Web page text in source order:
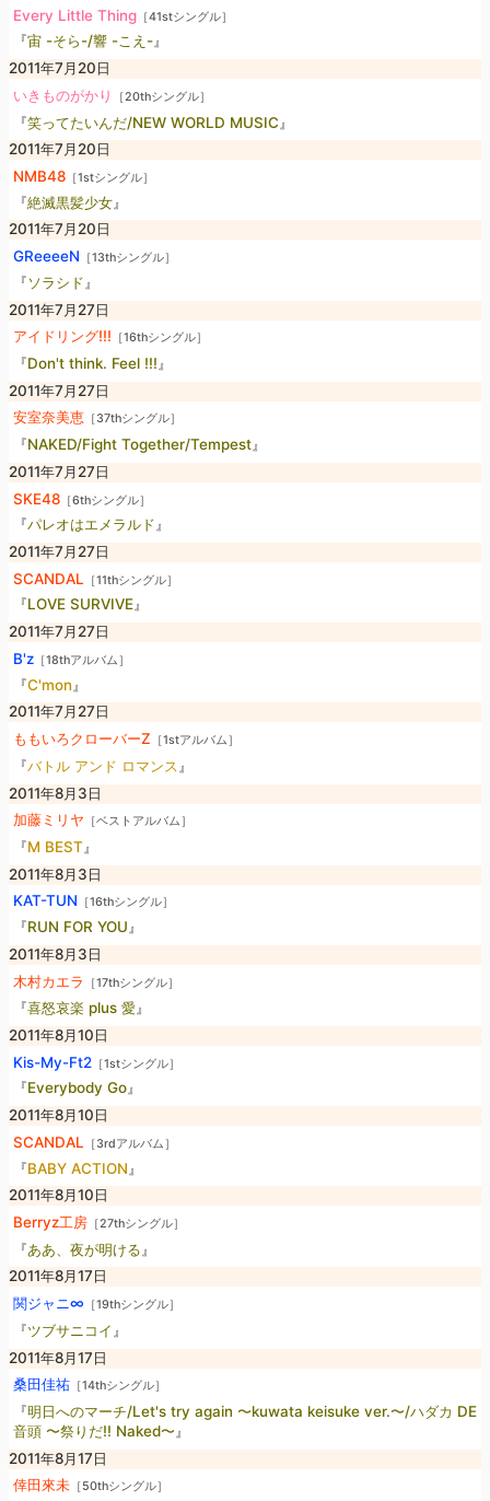
Every Little Thing ［41stシングル］
『宙 -そら-/響 -こえ-』
2011年7月20日
いきものがかり
［20thシングル］
『笑ってたいんだ/NEW WORLD MUSIC 』
2011年7月20日
NMB48 ［1stシングル］
『絶滅黒髪少女』
2011年7月20日
GReeeeN
［13thシングル］
『ソラシド 』
2011年7月27日
アイドリング!!!
［16thシングル］
『Don't think. Feel !!! 』
2011年7月27日
安室奈美恵 ［37thシングル］
『NAKED/Fight Together/Tempest』
2011年7月27日
SKE48 ［6thシングル］
『パレオはエメラルド』
2011年7月27日
SCANDAL
［11thシングル］
『LOVE SURVIVE』
2011年7月27日
B'z ［18thアルバム］
『C'mon 』
2011年7月27日
ももいろクローバーZ
［1stアルバム］
『バトル アンド ロマンス 』
2011年8月3日
加藤ミリヤ
［ベストアルバム］
『M BEST』
2011年8月3日
KAT-TUN
［16thシングル］
『RUN FOR YOU 』
2011年8月3日
木村カエラ
［17thシングル］
『喜怒哀楽 plus 愛』
2011年8月10日
Kis-My-Ft2 ［1stシングル］
『Everybody Go』
2011年8月10日
SCANDAL
［3rdアルバム］
『BABY ACTION 』
2011年8月10日
Berryz工房 ［27thシングル］
『ああ、夜が明ける 』
2011年8月17日
関ジャニ∞
［19thシングル］
『ツブサニコイ 』
2011年8月17日
桑田佳祐 ［14thシングル］
『明日へのマーチ/Let's try again 〜kuwata keisuke ver.〜/ハダカ DE
音頭 〜祭りだ!! Naked〜』
2011年8月17日
倖田來未 ［50thシングル］